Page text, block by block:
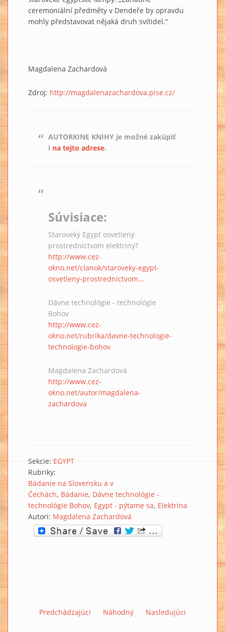
ceremoniální předměty v Dendeře by opravdu
mohly představovat nějaká druh svítidel.“
Magdalena Zachardová
Zdroj: http://magdalenazachardova.pise.cz/
AUTORKINE KNIHY je možné zakúpiť
i na tejto adrese.
Súvisiace:
Staroveký Egypt osvetlený
prostredníctvom elektriny?
http://www.cez-
okno.net/clanok/staroveky-egypt-
osvetleny-prostrednictvom...
Dávne technológie - technológie
Bohov
http://www.cez-
okno.net/rubrika/davne-technologie-
technologie-bohov
Magdalena Zachardová
http://www.cez-
okno.net/autor/magdalena-
zachardova
Sekcie: EGYPT
Rubriky:
Bádanie na Slovensku a v
Čechách Bádanie Dávne technológie -
technológie Bohov Egypt - pýtame sa Elektrina
Autori: Magdalena Zachardová
Predchádzajúci Náhodný Nasledujúci